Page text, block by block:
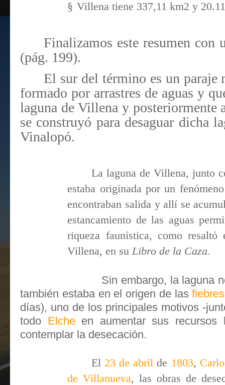
§ Villena tiene 337,11 km2 y
Finalizamos este resumen con
(pág. 199).
El sur del término es un
formado por arrastres de aguas y
laguna de Villena y posteriormente
se construyó para desaguar dicha
Vinalopó.
La laguna de Villena, junto
estaba originada por un
encontraban salida y allí se
estancamiento de las aguas
riqueza faunística, como
Villena, en suLibro de la Caza.
Sin embargo, la laguna
también estaba en el origen de las
días), uno de los principales motivos -
todo Elcheen aumentar sus recursos
contemplar la desecación.
El 23 de abril de 1803,
de Villanueva, las obras de